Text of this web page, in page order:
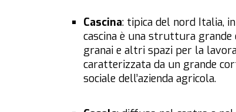
Cascina: tipica del nord Italia,
cascina è una struttura grande
granai e altri spazi per la
caratterizzata da un grande
sociale dell’azienda agricola.